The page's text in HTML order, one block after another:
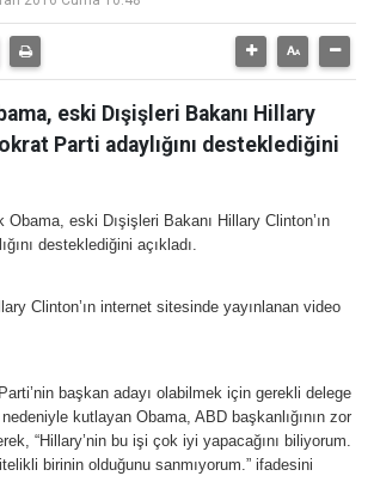
eski Dışişleri Bakanı Hillary
Parti adaylığını desteklediğini
eski Dışişleri Bakanı Hillary Clinton’ın
desteklediğini açıkladı.
Clinton’ın internet sitesinde yayınlanan video
başkan adayı olabilmek için gerekli delege
kutlayan Obama, ABD başkanlığının zor
“Hillary’nin bu işi çok iyi yapacağını biliyorum.
birinin olduğunu sanmıyorum.” ifadesini